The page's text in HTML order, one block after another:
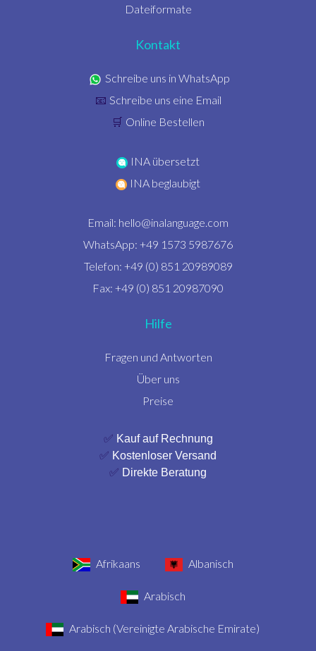
Dateiformate
Kontakt
Schreibe uns in WhatsApp
📧 Schreibe uns eine Email
🛒 Online Bestellen
INA übersetzt
INA beglaubigt
Email: hello@inalanguage.com
WhatsApp: +49 1573 5987676
Telefon: +49 (0) 851 20989089
Fax: +49 (0) 851 20987090
Hilfe
Fragen und Antworten
Über uns
Preise
✅ Kauf auf Rechnung
✅ Kostenloser Versand
✅ Direkte Beratung
Afrikaans Albanisch
Arabisch
Arabisch (Vereinigte Arabische Emirate)